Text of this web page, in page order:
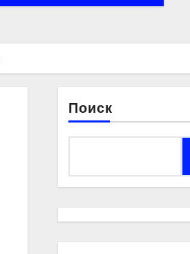
Поиск